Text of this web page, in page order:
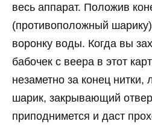
весь аппарат. Положив
(противоположный
воронку воды. Когда вы
бабочек с веера в этот
незаметно за конец
шарик, закрывающий
приподнимется и даст